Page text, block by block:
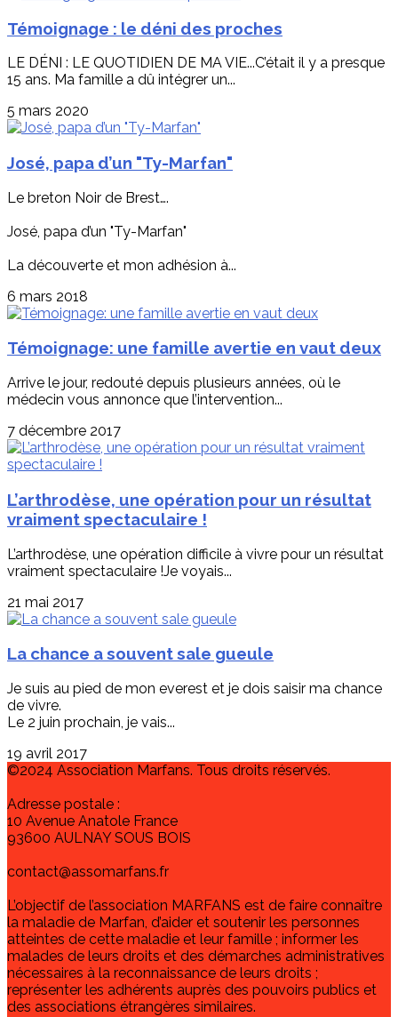
Témoignage : le déni des proches
LE DÉNI : LE QUOTIDIEN DE MA VIE...C’était il y a presque
15 ans. Ma famille a dû intégrer un...
5 mars 2020
José, papa d’un "Ty-Marfan"
Le breton Noir de Brest….
José, papa d’un "Ty-Marfan"
La découverte et mon adhésion à...
6 mars 2018
Témoignage: une famille avertie en vaut deux
Arrive le jour, redouté depuis plusieurs années, où le
médecin vous annonce que l’intervention...
7 décembre 2017
L’arthrodèse, une opération pour un résultat
vraiment spectaculaire !
L’arthrodèse, une opération difficile à vivre pour un résultat
vraiment spectaculaire !Je voyais...
21 mai 2017
La chance a souvent sale gueule
Je suis au pied de mon everest et je dois saisir ma chance
de vivre.
Le 2 juin prochain, je vais...
19 avril 2017
©2024 Association Marfans. Tous droits réservés.
Adresse postale :
10 Avenue Anatole France
93600 AULNAY SOUS BOIS
contact@assomarfans.fr
L’objectif de l’association MARFANS est de faire connaître
la maladie de Marfan, d’aider et soutenir les personnes
atteintes de cette maladie et leur famille ; informer les
malades de leurs droits et des démarches administratives
nécessaires à la reconnaissance de leurs droits ;
représenter les adhérents auprès des pouvoirs publics et
des associations étrangères similaires.